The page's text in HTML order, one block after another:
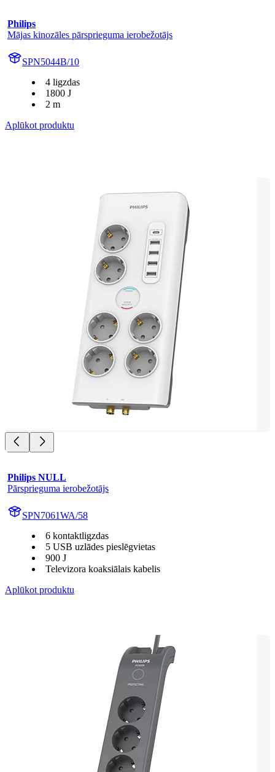
Philips
Mājas kinozāles pārsprieguma ierobežotājs
SPN5044B/10
4 ligzdas
1800 J
2 m
Aplūkot produktu
Philips NULL
Pārsprieguma ierobežotājs
SPN7061WA/58
6 kontaktligzdas
5 USB uzlādes pieslēgvietas
900 J
Televizora koaksiālais kabelis
Aplūkot produktu